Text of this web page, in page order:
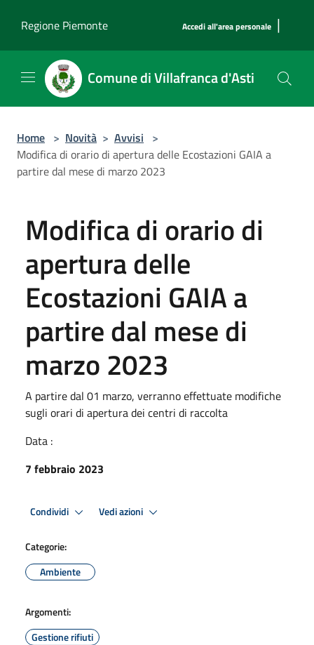
Regione Piemonte
Accedi all'area personale |
Comune di Villafranca d'Asti
Home > Novità > Avvisi >
Modifica di orario di apertura delle Ecostazioni GAIA a
partire dal mese di marzo 2023
Modifica di orario di
apertura delle
Ecostazioni GAIA a
partire dal mese di
marzo 2023
A partire dal 01 marzo, verranno effettuate modifiche
sugli orari di apertura dei centri di raccolta
Data :
7 febbraio 2023
Condividi Vedi azioni
Categorie:
Ambiente
Argomenti:
Gestione rifiuti